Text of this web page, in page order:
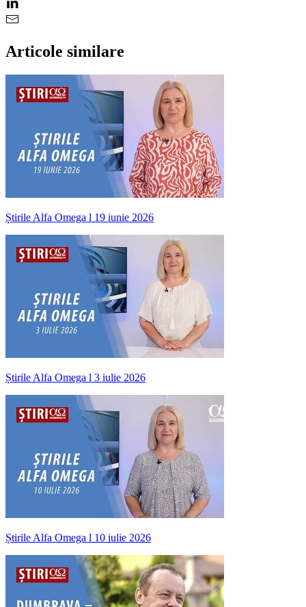
Articole similare
Știrile Alfa Omega l 19 iunie 2026
Știrile Alfa Omega l 3 iulie 2026
Știrile Alfa Omega l 10 iulie 2026